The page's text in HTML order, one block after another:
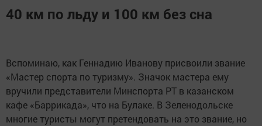
40 км по льду и 100 км без сна
Вспоминаю, как Геннадию Иванову присвоили звание
«Мастер спорта по туризму». Значок мастера ему
вручили представители Минспорта РТ в казанском
кафе «Баррикада», что на Булаке. В Зеленодольске
многие туристы могут претендовать на это звание, но